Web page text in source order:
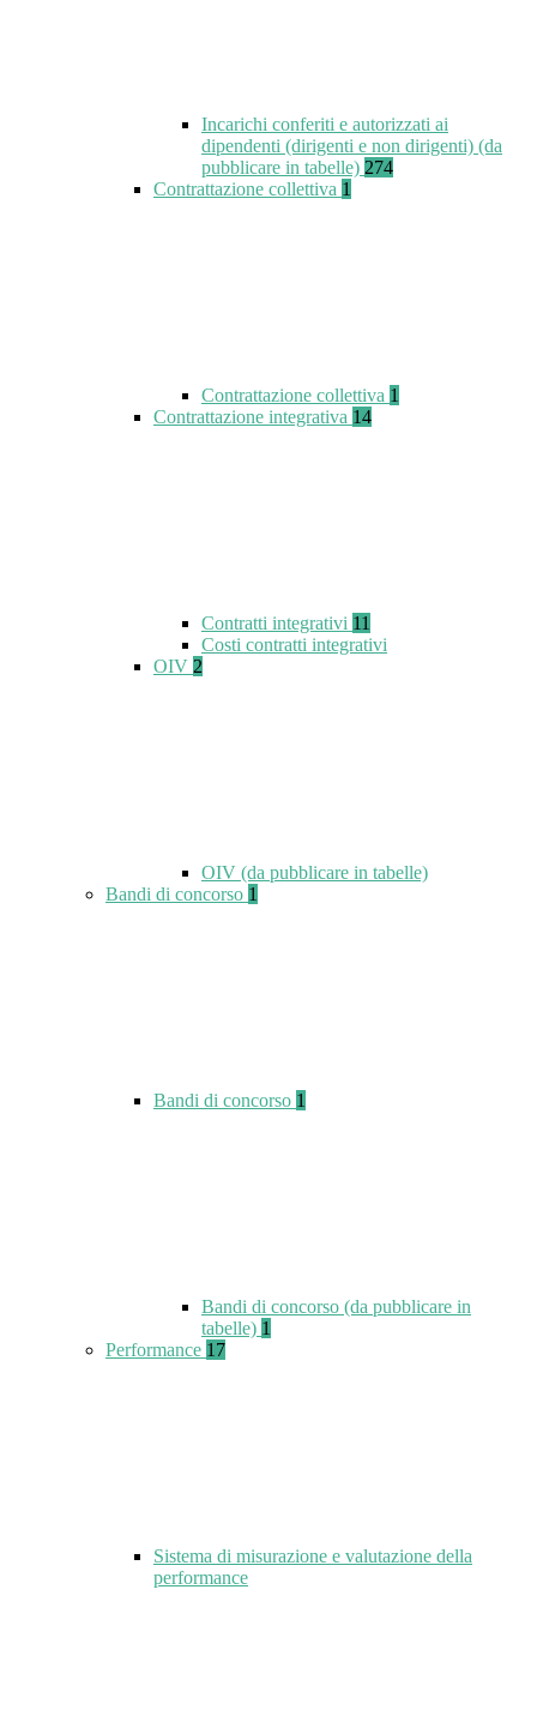
Incarichi conferiti e autorizzati ai
dipendenti (dirigenti e non dirigenti) (da
pubblicare in tabelle) 274
Contrattazione collettiva 1
Contrattazione collettiva 1
Contrattazione integrativa 14
Contratti integrativi 11
Costi contratti integrativi
OIV 2
OIV (da pubblicare in tabelle)
Bandi di concorso 1
Bandi di concorso 1
Bandi di concorso (da pubblicare in
tabelle) 1
Performance 17
Sistema di misurazione e valutazione della
performance